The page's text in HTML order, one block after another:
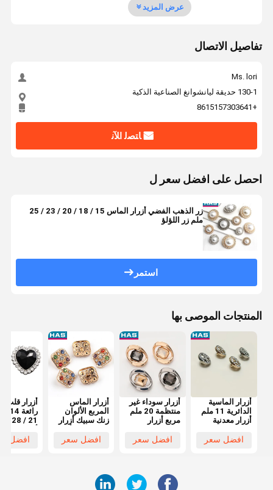
عرض المزيد
تفاصيل الاتصال
Ms. lori
130-1 حديقة ليانشوانغ الصناعية الذكية
+8615157303641
ﺎﺘﺼﻟ ﺍﻶﻧ
احصل على افضل سعر ل
زر الذهب الفضي أزرار الماس 15 / 18 / 20 / 23 / 25
ملم زر اللؤلؤ
استمر
المنتجات الموصى بها
أزرار الماسية
الدائرية 11 ملم
أزرار معدنية
للقمصان
افضل سعر
أزرار سوداء غير
منتظمة 20 ملم
مربع أزرار
حفر مربع
افضل سعر
أزرار الماس
المربع الألوان
زنك سبيك أزرار
المعاطف
افضل سعر
أزرار قلب
سوداء
افضل